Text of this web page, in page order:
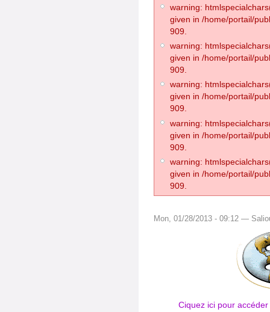
warning:
given in /home/portail/
909.
warning:
given in /home/portail/
909.
warning:
given in /home/portail/
909.
warning:
given in /home/portail/
909.
warning:
given in /home/portail/
909.
Mon, 01/28/2013 - 09:12 —
Ciquez ici pour